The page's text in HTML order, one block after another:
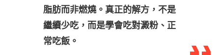
脂肪而非燃燒。真正的解方，不是
繼續少吃，而是學會吃對澱粉、正
常吃飯。